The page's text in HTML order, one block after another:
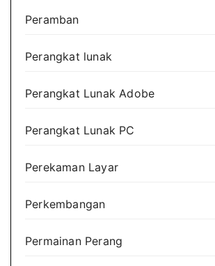
Peramban
Perangkat lunak
Perangkat Lunak Adobe
Perangkat Lunak PC
Perekaman Layar
Perkembangan
Permainan Perang